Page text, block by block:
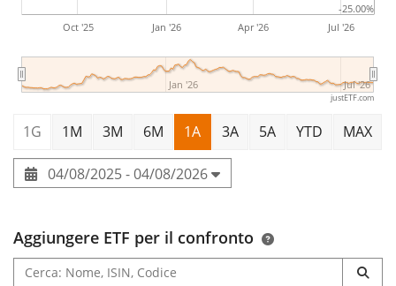
Oct '25 Jan '26 Apr '26 Jul '26
Jan '26 Jul '26
-25.00%
justETF.com
1G 1M 3M 6M 1A 3A 5A YTD MAX
04/08/2025 - 04/08/2026
Aggiungere ETF per il confronto